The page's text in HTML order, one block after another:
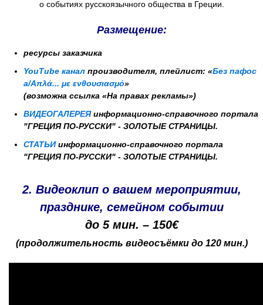
о событиях русскоязычного общества в Греции.
Размещение:
ресурсы заказчика
YouTube канал производителя, плейлист: «Без пафос
а/Απλά... με ενθουσιασμό»
(возможна ссылка «На правах рекламы»)
ВИДЕОГАЛЕРЕЯинформационно-справочного портала
"ГРЕЦИЯ ПО-РУССКИ" - ЗОЛОТЫЕ СТРАНИЦЫ.
СТАТЬИ информационно-справочного портала
"ГРЕЦИЯ ПО-РУССКИ" - ЗОЛОТЫЕ СТРАНИЦЫ.
2. Видеоклип о вашем мероприятии,
празднике, семейном событии
до 5 мин. – 150€
(продолжительность видеосъёмки до 120 мин.)